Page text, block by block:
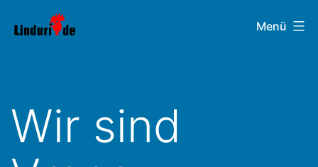
Inhalt
Linduri.de Menü
Wir sind